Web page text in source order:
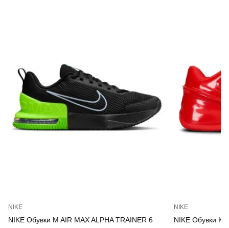
NIKE
NIKE Обувки M AIR MAX ALPHA TRAINER 6
NIKE
NIKE Обувки